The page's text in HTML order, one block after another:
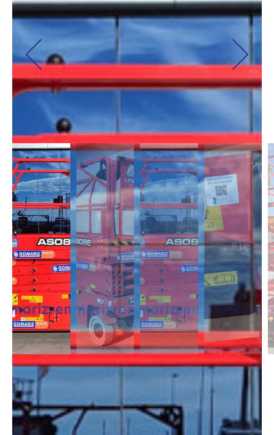
DESCRIPCIÓN
Las Tijeras Eléctricas están diseñadas para trabajar en interior, alcanzan